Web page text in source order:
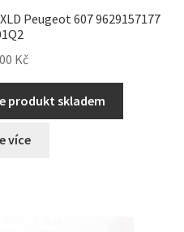
Peugeot 607 9629157177
Kč
produkt skladem
více